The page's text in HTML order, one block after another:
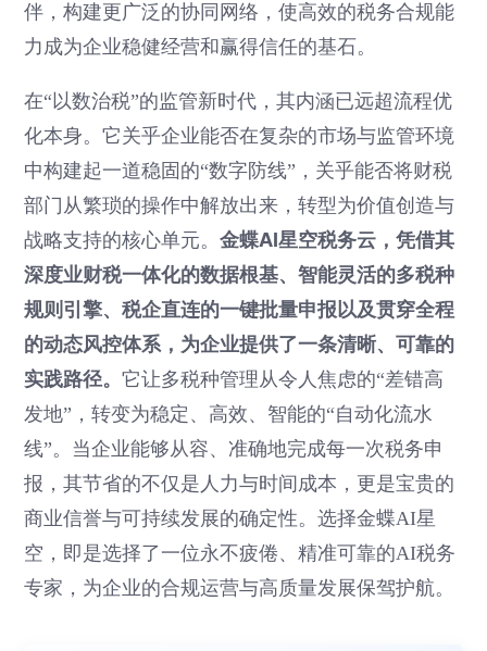
伴，构建更广泛的协同网络，使高效的税务合规能
力成为企业稳健经营和赢得信任的基石。
在“以数治税”的监管新时代，其内涵已远超流程优
化本身。它关乎企业能否在复杂的市场与监管环境
中构建起一道稳固的“数字防线”，关乎能否将财税
部门从繁琐的操作中解放出来，转型为价值创造与
战略支持的核心单元。金蝶AI星空税务云，凭借其
深度业财税一体化的数据根基、智能灵活的多税种
规则引擎、税企直连的一键批量申报以及贯穿全程
的动态风控体系，为企业提供了一条清晰、可靠的
实践路径。它让多税种管理从令人焦虑的“差错高
发地”，转变为稳定、高效、智能的“自动化流水
线”。当企业能够从容、准确地完成每一次税务申
报，其节省的不仅是人力与时间成本，更是宝贵的
商业信誉与可持续发展的确定性。选择金蝶AI星
空，即是选择了一位永不疲倦、精准可靠的AI税务
专家，为企业的合规运营与高质量发展保驾护航。